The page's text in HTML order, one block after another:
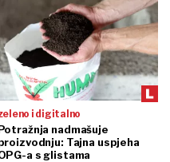
i digitalno
nadmašuje
Tajna uspjeha
a s glistama